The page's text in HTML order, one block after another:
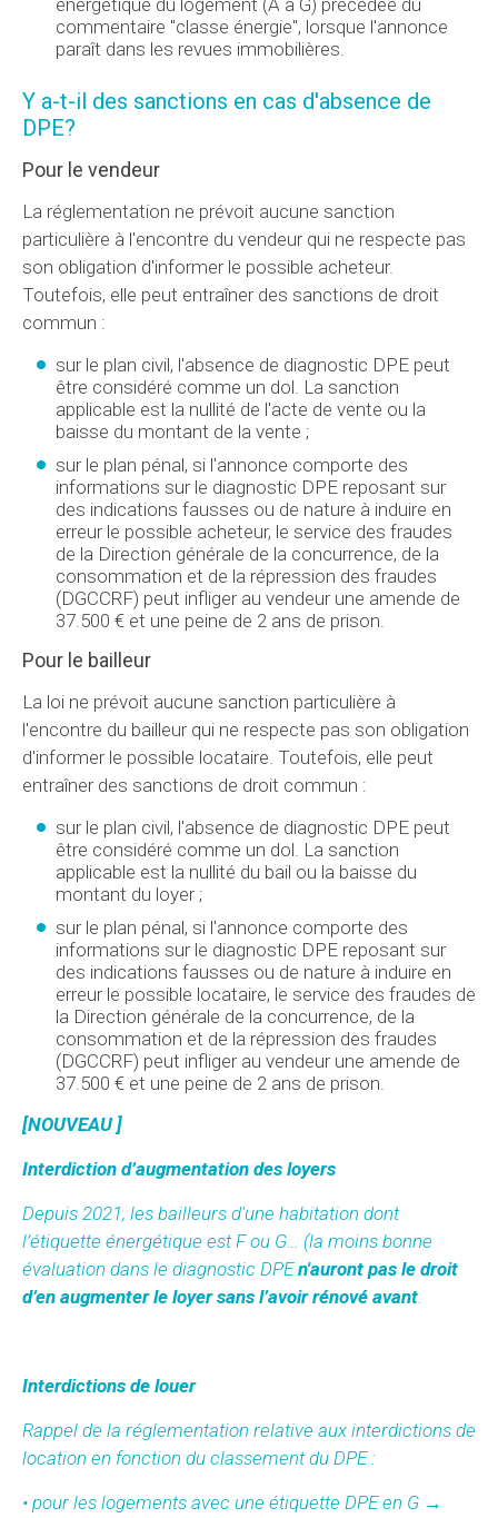
énergétique du logement (A à G) précédée du
commentaire "classe énergie", lorsque l'annonce
paraît dans les revues immobilières.
Y a-t-il des sanctions en cas d'absence de
DPE?
Pour le vendeur
La réglementation ne prévoit aucune sanction
particulière à l'encontre du vendeur qui ne respecte pas
son obligation d'informer le possible acheteur.
Toutefois, elle peut entraîner des sanctions de droit
commun :
sur le plan civil, l'absence de diagnostic DPE peut
être considéré comme un dol. La sanction
applicable est la nullité de l'acte de vente ou la
baisse du montant de la vente ;
sur le plan pénal, si l'annonce comporte des
informations sur le diagnostic DPE reposant sur
des indications fausses ou de nature à induire en
erreur le possible acheteur, le service des fraudes
de la Direction générale de la concurrence, de la
consommation et de la répression des fraudes
(DGCCRF) peut infliger au vendeur une amende de
37.500 € et une peine de 2 ans de prison.
Pour le bailleur
La loi ne prévoit aucune sanction particulière à
l'encontre du bailleur qui ne respecte pas son obligation
d'informer le possible locataire. Toutefois, elle peut
entraîner des sanctions de droit commun :
sur le plan civil, l'absence de diagnostic DPE peut
être considéré comme un dol. La sanction
applicable est la nullité du bail ou la baisse du
montant du loyer ;
sur le plan pénal, si l'annonce comporte des
informations sur le diagnostic DPE reposant sur
des indications fausses ou de nature à induire en
erreur le possible locataire, le service des fraudes de
la Direction générale de la concurrence, de la
consommation et de la répression des fraudes
(DGCCRF) peut infliger au vendeur une amende de
37.500 € et une peine de 2 ans de prison.
[NOUVEAU ]
Interdiction d’augmentation des loyers
Depuis 2021, les bailleurs d'une habitation dont
l’étiquette énergétique est F ou G… (la moins bonne
évaluation dans le diagnostic DPE n'auront pas le droit
d’en augmenter le loyer sans l’avoir rénové avant.
Interdictions de louer
Rappel de la réglementation relative aux interdictions de
location en fonction du classement du DPE :
• pour les logements avec une étiquette DPE en G →